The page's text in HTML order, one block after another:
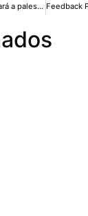
Ricardo Amorim fará a palestra de abertura do Encontro de Negócios Brasil Central promovido pelo Sebrae-MG em Uberlândia.